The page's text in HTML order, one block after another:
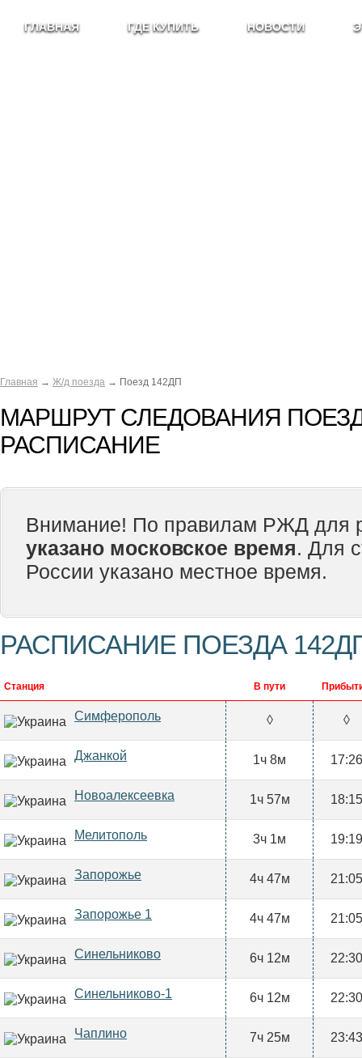
ГЛАВНАЯ ГДЕ КУПИТЬ НОВОСТИ
Главная → Ж/д поезда → Поезд 142ДП
МАРШРУТ СЛЕДОВАНИЯ
РАСПИСАНИЕ
Внимание! По правилам РЖД для
указано московское время. Для
России указано местное время.
РАСПИСАНИЕ ПОЕЗДА
Станция В пути
Симферополь ◊ ◊
Джанкой 1ч 8м 17:26
Новоалексеевка 1ч 57м 18:15
Мелитополь 3ч 1м 19:19
Запорожье 4ч 47м 21:05
Запорожье 1 4ч 47м 21:05
Синельниково 6ч 12м 22:30
Синельниково-1 6ч 12м 22:30
Чаплино 7ч 25м 23:43